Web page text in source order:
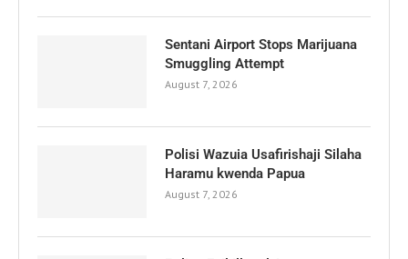
Sentani Airport Stops Marijuana
Smuggling Attempt
August 7, 2026
Polisi Wazuia Usafirishaji Silaha
Haramu kwenda Papua
August 7, 2026